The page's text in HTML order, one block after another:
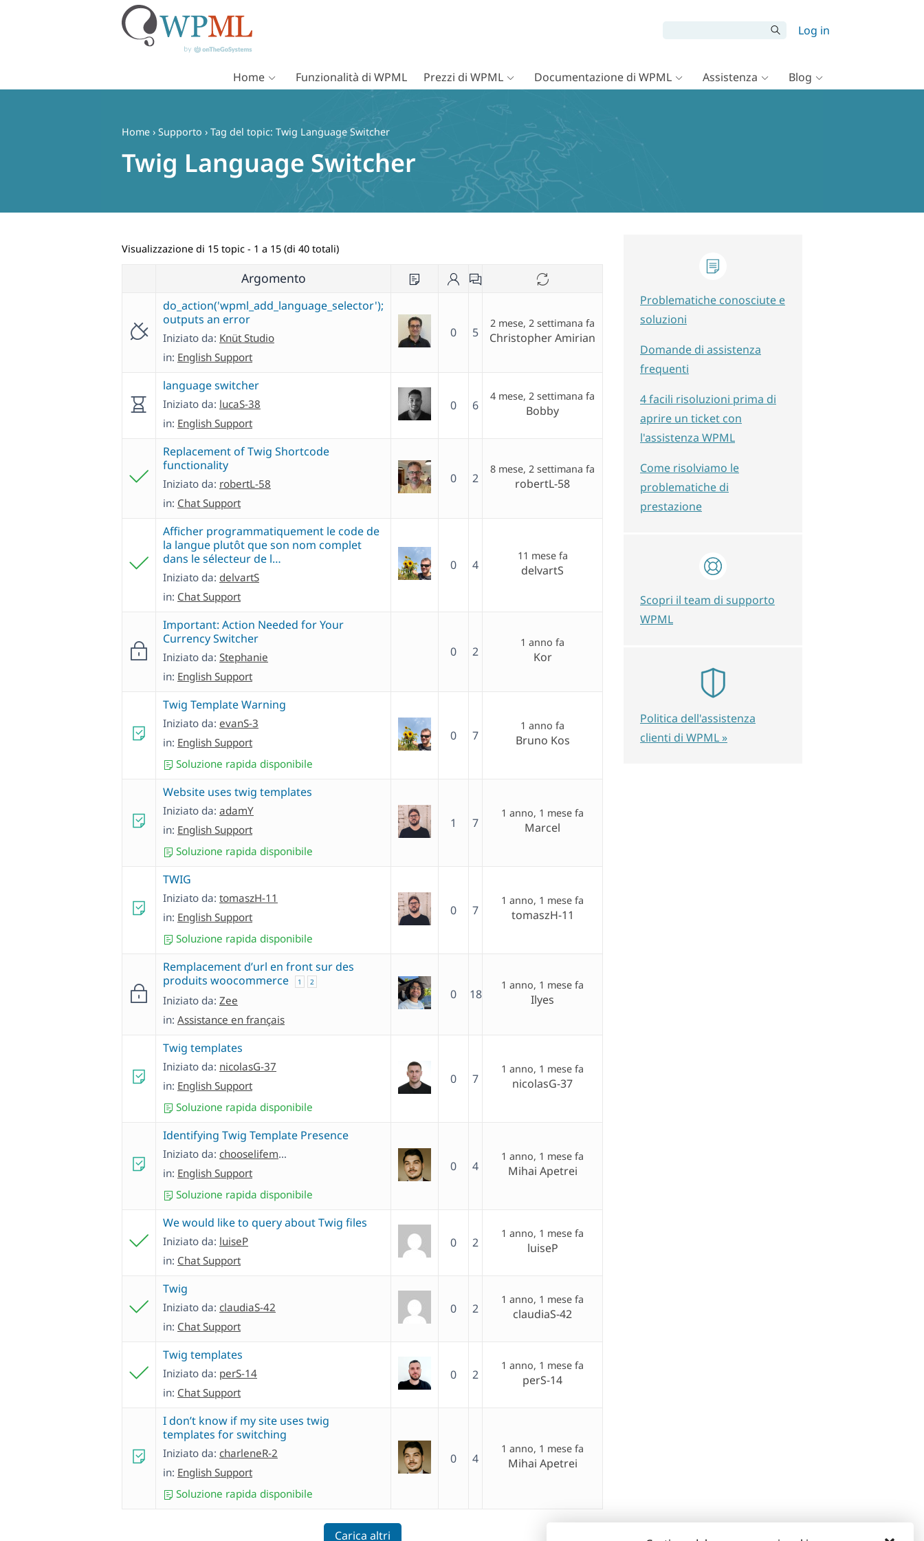
Log in
Home Funzionalità di WPML Prezzi di WPML Documentazione di WPML Assistenza Blog
Home › Supporto › Tag del topic: Twig Language Switcher
Twig Language Switcher
Visualizzazione di 15 topic - 1 a 15 (di 40 totali)
Argomento
do_action('wpml_add_language_selector');
outputs an error
Iniziato da: Knüt Studio
in: English Support
0 5
2 mese, 2 settimana fa
Christopher Amirian
language switcher
Iniziato da: lucaS-38
in: English Support
0 6
4 mese, 2 settimana fa
Bobby
Replacement of Twig Shortcode
functionality
Iniziato da: robertL-58
in: Chat Support
0 2
8 mese, 2 settimana fa
robertL-58
Afficher programmatiquement le code de
la langue plutôt que son nom complet
dans le sélecteur de l…
Iniziato da: delvartS
in: Chat Support
0 4
11 mese fa
delvartS
Important: Action Needed for Your
Currency Switcher
Iniziato da: Stephanie
in: English Support
0 2
1 anno fa
Kor
Twig Template Warning
Iniziato da: evanS-3
in: English Support
Soluzione rapida disponibile
0 7
1 anno fa
Bruno Kos
Website uses twig templates
Iniziato da: adamY
in: English Support
Soluzione rapida disponibile
1 7
1 anno, 1 mese fa
Marcel
TWIG
Iniziato da: tomaszH-11
in: English Support
Soluzione rapida disponibile
0 7
1 anno, 1 mese fa
tomaszH-11
Remplacement d’url en front sur des
produits woocommerce
1 2
Iniziato da: Zee
in: Assistance en français
0 18
1 anno, 1 mese fa
Ilyes
Twig templates
Iniziato da: nicolasG-37
in: English Support
Soluzione rapida disponibile
0 7
1 anno, 1 mese fa
nicolasG-37
Identifying Twig Template Presence
Iniziato da: chooselifemarketing
in: English Support
Soluzione rapida disponibile
0 4
1 anno, 1 mese fa
Mihai Apetrei
We would like to query about Twig files
Iniziato da: luiseP
in: Chat Support
0 2
1 anno, 1 mese fa
luiseP
Twig
Iniziato da: claudiaS-42
in: Chat Support
0 2
1 anno, 1 mese fa
claudiaS-42
Twig templates
Iniziato da: perS-14
in: Chat Support
0 2
1 anno, 1 mese fa
perS-14
I don’t know if my site uses twig
templates for switching
Iniziato da: charleneR-2
in: English Support
Soluzione rapida disponibile
0 4
1 anno, 1 mese fa
Mihai Apetrei
Carica altri
Problematiche conosciute e
soluzioni
Domande di assistenza
frequenti
4 facili risoluzioni prima di
aprire un ticket con
l'assistenza WPML
Come risolviamo le
problematiche di
prestazione
Scopri il team di supporto
WPML
Politica dell'assistenza
clienti di WPML »